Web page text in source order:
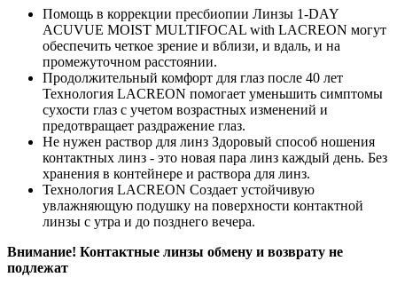
Помощь в коррекции пресбиопии Линзы 1-DAY
ACUVUE MOIST MULTIFOCAL with LACREON могут
обеспечить четкое зрение и вблизи, и вдаль, и на
промежуточном расстоянии.
Продолжительный комфорт для глаз после 40 лет
Технология LACREON помогает уменьшить симптомы
сухости глаз с учетом возрастных изменений и
предотвращает раздражение глаз.
Не нужен раствор для линз Здоровый способ ношения
контактных линз - это новая пара линз каждый день. Без
хранения в контейнере и раствора для линз.
Технология LACREON Создает устойчивую
увлажняющую подушку на поверхности контактной
линзы с утра и до позднего вечера.
Внимание! Контактные линзы обмену и возврату не
подлежат